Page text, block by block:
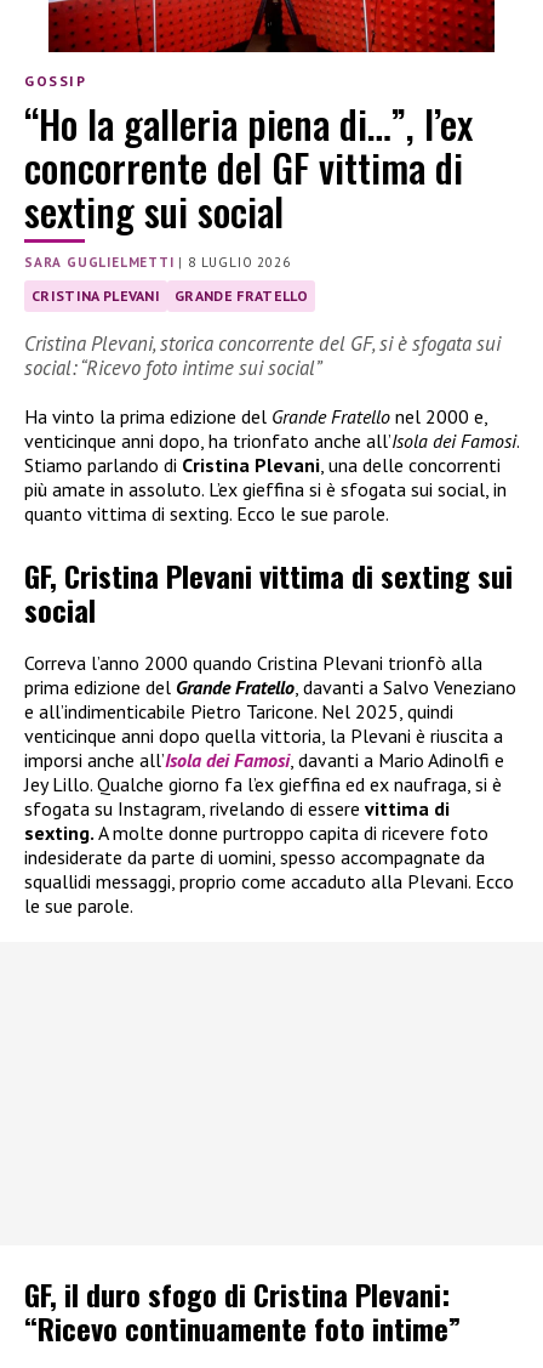
GOSSIP
“Ho la galleria piena di…”, l’ex
concorrente del GF vittima di
sexting sui social
SARA GUGLIELMETTI | 8 LUGLIO 2026
CRISTINA PLEVANI GRANDE FRATELLO
Cristina Plevani, storica concorrente del GF, si è sfogata sui
social: “Ricevo foto intime sui social”
Ha vinto la prima edizione del Grande Fratello nel 2000 e,
venticinque anni dopo, ha trionfato anche all’Isola dei Famosi.
Stiamo parlando di Cristina Plevani, una delle concorrenti
più amate in assoluto. L’ex gieffina si è sfogata sui social, in
quanto vittima di sexting. Ecco le sue parole.
GF, Cristina Plevani vittima di sexting sui
social
Correva l’anno 2000 quando Cristina Plevani trionfò alla
prima edizione del Grande Fratello , davanti a Salvo Veneziano
e all’indimenticabile Pietro Taricone. Nel 2025, quindi
venticinque anni dopo quella vittoria, la Plevani è riuscita a
imporsi anche all’Isola dei Famosi, davanti a Mario Adinolfi e
Jey Lillo. Qualche giorno fa l’ex gieffina ed ex naufraga, si è
sfogata su Instagram, rivelando di essere vittima di
sexting. A molte donne purtroppo capita di ricevere foto
indesiderate da parte di uomini, spesso accompagnate da
squallidi messaggi, proprio come accaduto alla Plevani. Ecco
le sue parole.
GF, il duro sfogo di Cristina Plevani:
“Ricevo continuamente foto intime”